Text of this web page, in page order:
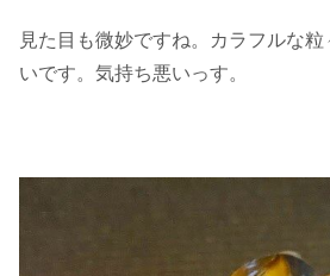
見た目も微妙ですね。カラフルな
いです。気持ち悪いっす。